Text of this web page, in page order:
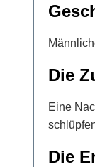
Die
Eine
Die